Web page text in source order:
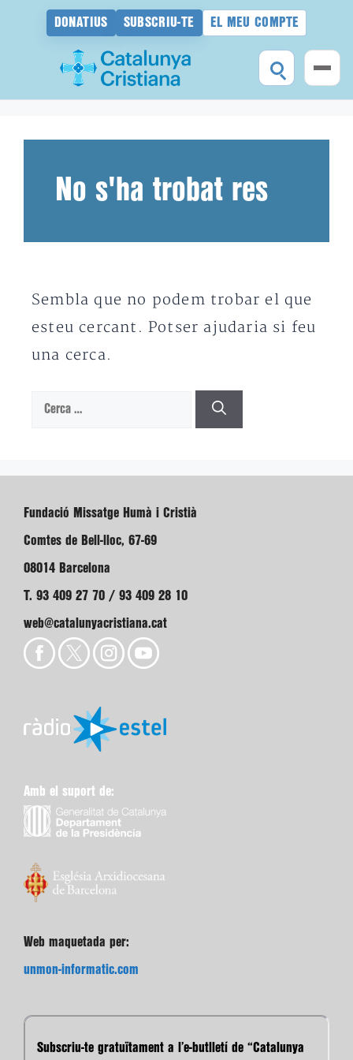
DONATIUS SUBSCRIU-TE EL MEU COMPTE
No s'ha trobat res
Sembla que no podem trobar el que
esteu cercant. Potser ajudaria si feu
una cerca.
Cerca:
Fundació Missatge Humà i Cristià
Comtes de Bell-lloc, 67-69
08014 Barcelona
T. 93 409 27 70 / 93 409 28 10
web@catalunyacristiana.cat
Amb el suport de:
Web maquetada per:
unmon-informatic.com
Subscriu-te gratuïtament a l’e-butlletí de “Catalunya